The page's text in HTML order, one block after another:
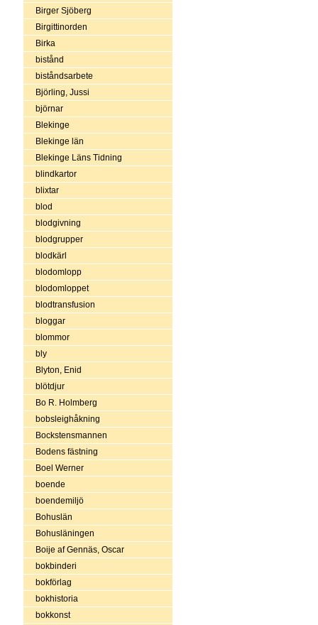
Birger Sjöberg
Birgittinorden
Birka
bistånd
biståndsarbete
Björling, Jussi
björnar
Blekinge
Blekinge län
Blekinge Läns Tidning
blindkartor
blixtar
blod
blodgivning
blodgrupper
blodkärl
blodomlopp
blodomloppet
blodtransfusion
bloggar
blommor
bly
Blyton, Enid
blötdjur
Bo R. Holmberg
bobsleighåkning
Bockstensmannen
Bodens fästning
Boel Werner
boende
boendemiljö
Bohuslän
Bohusläningen
Boije af Gennäs, Oscar
bokbinderi
bokförlag
bokhistoria
bokkonst